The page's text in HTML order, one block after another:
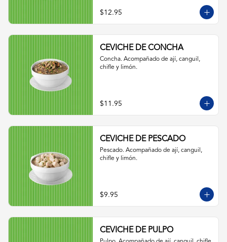
$12.95
CEVICHE DE CONCHA
Concha. Acompañado de ají, canguil,
chifle y limón.
$11.95
CEVICHE DE PESCADO
Pescado. Acompañado de ají, canguil,
chifle y limón.
$9.95
CEVICHE DE PULPO